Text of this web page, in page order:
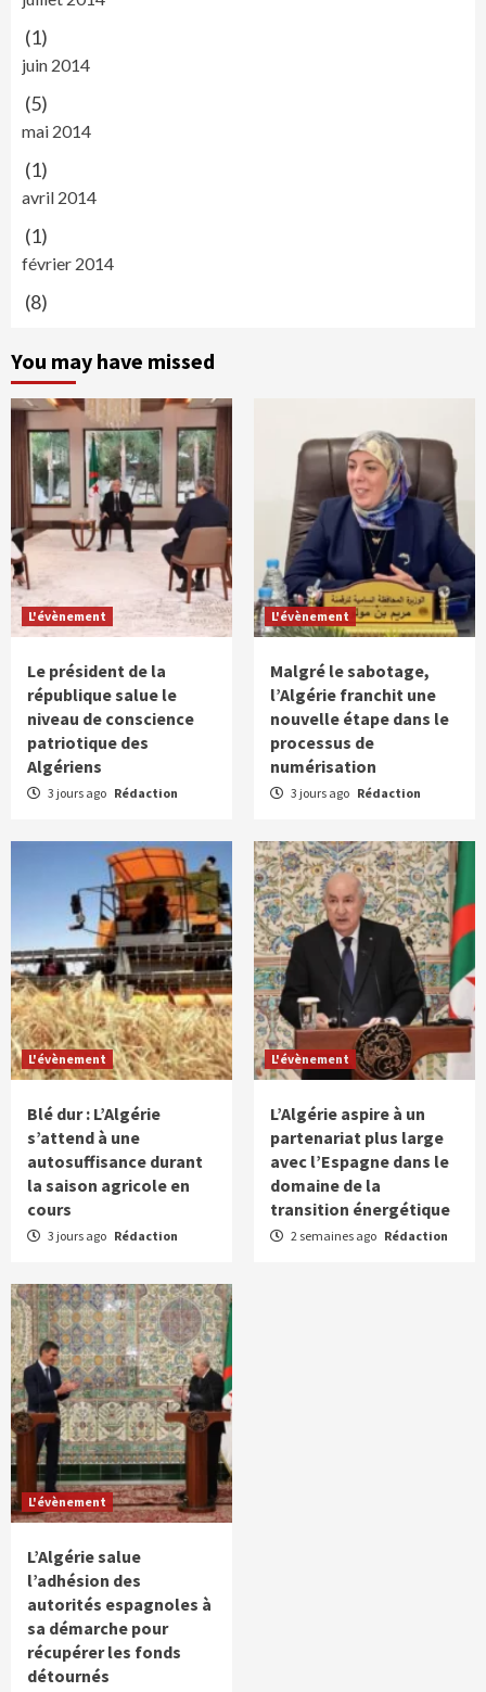
(1)
juin 2014
(5)
mai 2014
(1)
avril 2014
(1)
février 2014
(8)
You may have missed
L'évènement
Le président de la
république salue le
niveau de conscience
patriotique des
Algériens
3 jours ago Rédaction
L'évènement
Malgré le sabotage,
l’Algérie franchit une
nouvelle étape dans le
processus de
numérisation
3 jours ago Rédaction
L'évènement
Blé dur : L’Algérie
s’attend à une
autosuffisance durant
la saison agricole en
cours
3 jours ago Rédaction
L'évènement
L’Algérie aspire à un
partenariat plus large
avec l’Espagne dans le
domaine de la
transition énergétique
2 semaines ago Rédaction
L'évènement
L’Algérie salue
l’adhésion des
autorités espagnoles à
sa démarche pour
récupérer les fonds
détournés